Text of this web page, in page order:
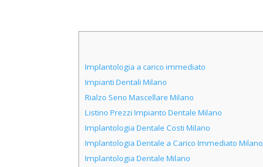
Implantologia a carico immediato
Impianti Dentali Milano
Rialzo Seno Mascellare Milano
Listino Prezzi Impianto Dentale Milano
Implantologia Dentale Costi Milano
Implantologia Dentale a Carico Immediato Milano
Implantologia Dentale Milano